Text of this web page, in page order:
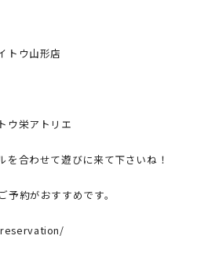
トウ山形店
ウ栄アトリエ
を合わせて遊びに来て下さいね！
予約がおすすめです。